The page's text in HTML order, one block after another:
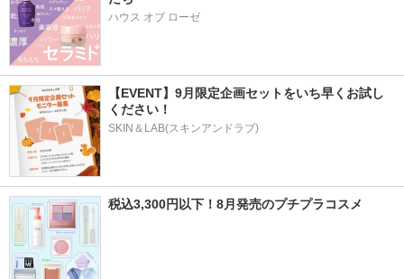
ハウス オブ ローゼ
【EVENT】9月限定企画セットをいち早くお試し
ください！
SKIN＆LAB(スキンアンドラブ)
税込3,300円以下！8月発売のプチプラコスメ